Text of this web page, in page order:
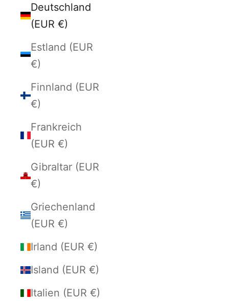
Deutschland
(EUR €)
Estland (EUR
€)
Finnland (EUR
€)
Frankreich
(EUR €)
Gibraltar (EUR
€)
Griechenland
(EUR €)
Irland (EUR €)
Island (EUR €)
Italien (EUR €)